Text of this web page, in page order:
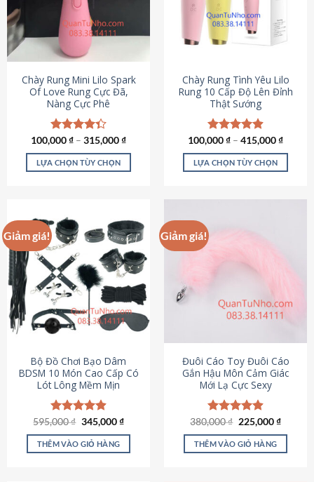
chọn
thể
chọn
trên
trang
sản
phẩm
Chày Rung Mini Lilo Spark
Of Love Rung Cực Đã,
Nàng Cực Phê
Được xếp
hạng4.33
5 sao
100,000₫ – 315,000₫
LỰA CHỌN TÙY CHỌN
có
nhiều
biến
thể.
Các
tùy
chọn
có
chọn
trên
trang
sản
phẩm
Chày Rung Tình Yêu Lilo
Rung 10 Cấp Độ Lên Đỉnh
Thật Sướng
Được xếp
hạng4.94
5 sao
100,000₫ – 415,000₫
LỰA CHỌN TÙY CHỌN
biến
thể.
chọn
chọn
trên
trang
sản
phẩm
Giảm giá!
Bộ Đồ Chơi Bạo Dâm
BDSM 10 Món Cao Cấp Có
Lót Lông Mềm Mịn
Được xếp
hạng4.88
5 sao
595,000₫ Giá
là:
595,000 ₫.
345,000₫Giá
tại
THÊM VÀO GIỎ HÀNG
Giảm giá!
Đuôi Cáo Toy Đuôi Cáo
Gắn Hậu Môn Cảm Giác
Mới Lạ Cực Sexy
Được xếp
hạng4.88
5 sao
380,000₫ Giá
là:
380,000 ₫.
225,000₫Giá
tại
THÊM VÀO GIỎ HÀNG